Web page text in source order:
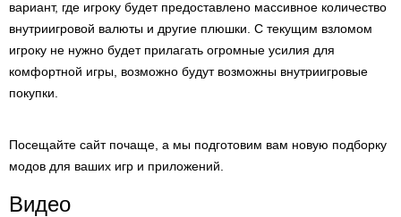
вариант, где игроку будет предоставлено массивное количество
внутриигровой валюты и другие плюшки. С текущим взломом
игроку не нужно будет прилагать огромные усилия для
комфортной игры, возможно будут возможны внутриигровые
покупки.
Посещайте сайт почаще, а мы подготовим вам новую подборку
модов для ваших игр и приложений.
Видео